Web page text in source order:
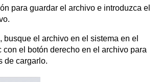
para guardar el archivo e introduzca el
busque el archivo en el sistema en el
con el botón derecho en el archivo para
de cargarlo.